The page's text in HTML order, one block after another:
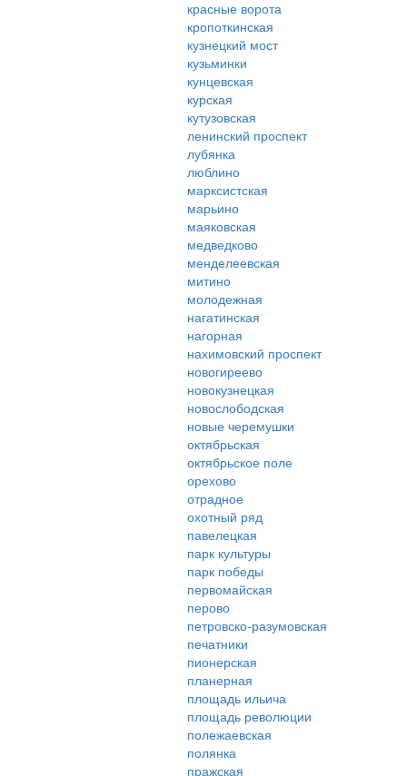
красные ворота
кропоткинская
кузнецкий мост
кузьминки
кунцевская
курская
кутузовская
ленинский проспект
лубянка
люблино
марксистская
марьино
маяковская
медведково
менделеевская
митино
молодежная
нагатинская
нагорная
нахимовский проспект
новогиреево
новокузнецкая
новослободская
новые черемушки
октябрьская
октябрьское поле
орехово
отрадное
охотный ряд
павелецкая
парк культуры
парк победы
первомайская
перово
петровско-разумовская
печатники
пионерская
планерная
площадь ильича
площадь революции
полежаевская
полянка
пражская